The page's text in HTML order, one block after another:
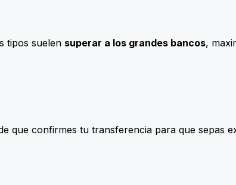
tipos suelen superar a los grandes bancos,
que confirmes tu transferencia para que sepas